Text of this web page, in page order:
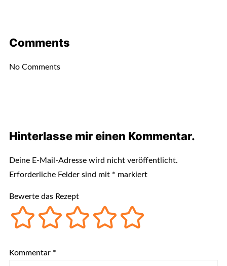
Comments
No Comments
Hinterlasse mir einen Kommentar.
Deine E-Mail-Adresse wird nicht veröffentlicht.
Erforderliche Felder sind mit * markiert
Bewerte das Rezept
Kommentar *